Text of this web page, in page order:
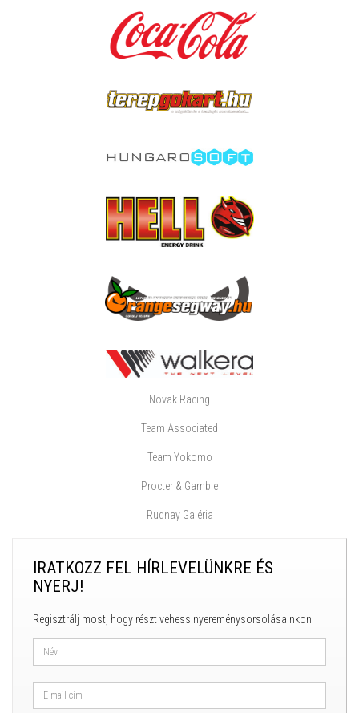
Novak Racing
Team Associated
Team Yokomo
Procter & Gamble
Rudnay Galéria
IRATKOZZ FEL HÍRLEVELÜNKRE ÉS
NYERJ!
Regisztrálj most, hogy részt vehess nyereménysorsolásainkon!